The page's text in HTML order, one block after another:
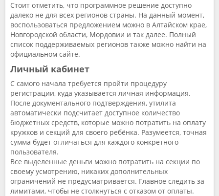
Стоит отметить, что программное решение доступно
далеко не для всех регионов страны. На данный момент,
воспользоваться предложением можно в Алтайском крае,
Новгородской области, Мордовии и так далее. Полный
список поддерживаемых регионов также можно найти на
официальном сайте.
Личный кабинет
С самого начала требуется пройти процедуру
регистрации, куда указывается личная информация.
После документального подтверждения, утилита
автоматически подсчитает доступное количество
бюджетных средств, которые можно потратить на оплату
кружков и секций для своего ребёнка. Разумеется, точная
сумма будет отличаться для каждого конкретного
пользователя.
Все выделенные деньги можно потратить на секции по
своему усмотрению, никаких дополнительных
ограничений не предусматривается. Главное следить за
лимитами, чтобы не столкнуться с отказом от оплаты.